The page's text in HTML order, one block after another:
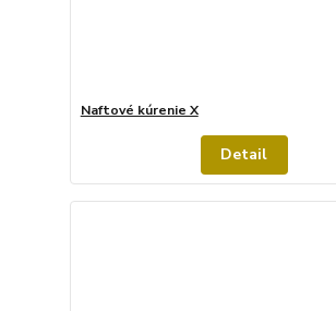
Naftové kúrenie X
Detail